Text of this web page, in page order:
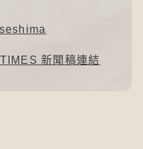
新聞稿連結